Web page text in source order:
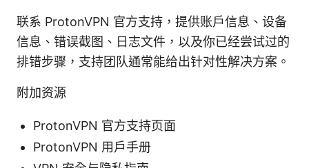
联系 ProtonVPN 官方支持，提供账户信息、设备
信息、错误截图、日志文件，以及你已经尝试过的
排错步骤，支持团队通常能给出针对性解决方案。
附加资源
ProtonVPN 官方支持页面
ProtonVPN 用户手册